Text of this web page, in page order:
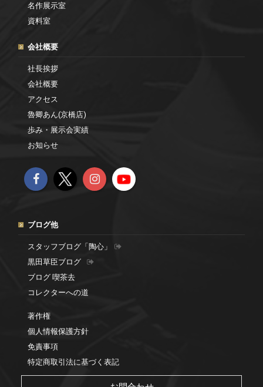
名作展示室
資料室
会社概要
社長挨拶
会社概要
アクセス
魯卿あん(京橋店)
歩み・展示会実績
お知らせ
ブログ他
スタッフブログ「陶心」
黒田草臣ブログ
ブログ 喫茶去
コレクターへの道
著作権
個人情報保護方針
免責事項
特定商取引法に基づく表記